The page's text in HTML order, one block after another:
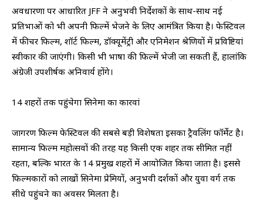
अवधारणा पर आधारित JFF ने अनुभवी निर्देशकों के साथ-साथ नई
प्रतिभाओं को भी अपनी फिल्में भेजने के लिए आमंत्रित किया है। फेस्टिवल
में फीचर फिल्म, शॉर्ट फिल्म, डॉक्यूमेंट्री और एनिमेशन श्रेणियों में प्रविष्टियां
स्वीकार की जाएंगी। किसी भी भाषा की फिल्में भेजी जा सकती हैं, हालांकि
अंग्रेजी उपशीर्षक अनिवार्य होंगे।
14 शहरों तक पहुंचेगा सिनेमा का कारवां
जागरण फिल्म फेस्टिवल की सबसे बड़ी विशेषता इसका ट्रैवलिंग फॉर्मेट है।
सामान्य फिल्म महोत्सवों की तरह यह किसी एक शहर तक सीमित नहीं
रहता, बल्कि भारत के 14 प्रमुख शहरों में आयोजित किया जाता है। इससे
फिल्मकारों को लाखों सिनेमा प्रेमियों, अनुभवी दर्शकों और युवा वर्ग तक
सीधे पहुंचने का अवसर मिलता है।